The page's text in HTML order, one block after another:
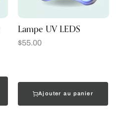
Lampe UV LEDS
$55.00
Ajouter au panier